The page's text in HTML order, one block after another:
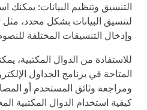
التنسيق وتنظيم البيانات: يمكنك
لتنسيق البيانات بشكل محدد، مثل
وإدخال التنسيقات المختلفة
للاستفادة من الدوال المكتبية،
المتاحة في برنامج الجداول
ومراجعة وثائق المستخدم أو
كيفية استخدام الدوال المكتبية